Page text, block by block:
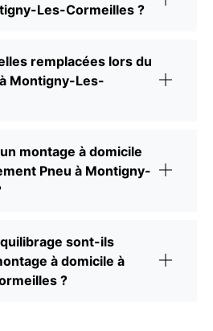
Les-Cormeilles ?
remplacées lors du
Montigny-Les-
montage à domicile
Pneu à Montigny-
sont-ils
à domicile à
?